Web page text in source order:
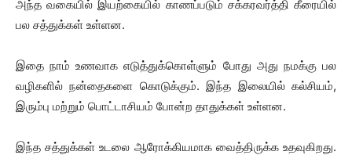
அந்த வகையில் இயற்கையில் காணப்படும் சக்கரவர்த்தி கீரையில்
பல சத்துக்கள் உள்ளன.
இதை நாம் உணவாக எடுத்துக்கொள்ளும் போது அது நமக்கு பல
வழிகளில் நன்தைகளை கொடுக்கும். இந்த இலையில் கல்சியம்,
இரும்பு மற்றும் பொட்டாசியம் போன்ற தாதுக்கள் உள்ளன.
இந்த சத்துக்கள் உடலை ஆரோக்கியமாக வைத்திருக்க உதவுகிறது.